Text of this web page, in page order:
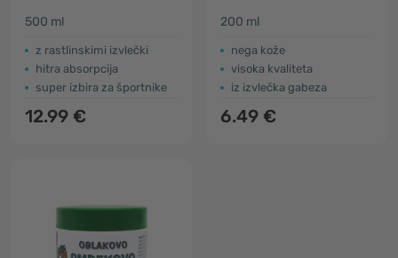
500 ml
z rastlinskimi izvlečki
hitra absorpcija
super izbira za športnike
12.99 €
200 ml
nega kože
visoka kvaliteta
iz izvlečka gabeza
6.49 €